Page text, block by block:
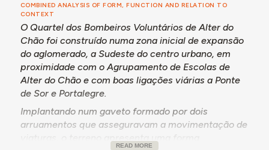
da Administração Local e do Ordenamento do
Território.
Com vista à execução da obra, em agosto de 1988
seria autorizada uma comparticipação no valor de
62.720.000$00. Meses mais tarde, em novembro, a
empreitada seria adjudicada à firma João Gonçalves
Fernandes Costa, Empreiteiros, Lda., pelo valor de
91.257.910$00, dando-se início aos trabalhos de
construção do novo quartel.
A empreitada só terá sido concluída já após 1992.
COMBINED ANALYSIS OF FORM, FUNCTION AND RELATION TO
CONTEXT
O Quartel dos Bombeiros Voluntários de Alter do
Chão foi construído numa zona inicial de expansão
do aglomerado, a Sudeste do centro urbano, em
proximidade com o Agrupamento de Escolas de
Alter do Chão e com boas ligações viárias a Ponte
de Sor e Portalegre.
Implantando num gaveto formado por dois
arruamentos que asseguravam a movimentação de
READ MORE